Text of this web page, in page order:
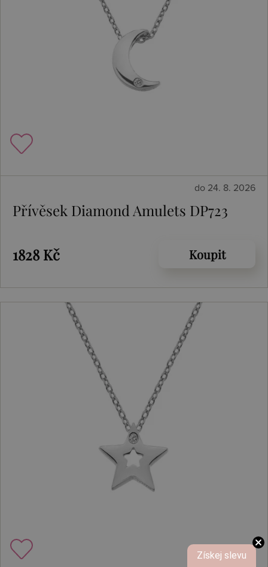
do 24. 8. 2026
Přívěsek Diamond Amulets DP723
1828 Kč Koupit
Získej slevu